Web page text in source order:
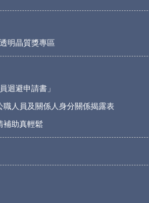
透明晶質獎專區
迴避申請書」
職人員及關係人身分關係揭露表
補助真輕鬆